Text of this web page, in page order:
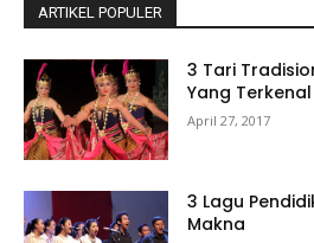
ARTIKEL POPULER
3 Tari
Yang Terkenal
April 27, 2017
3 Lagu
Makna